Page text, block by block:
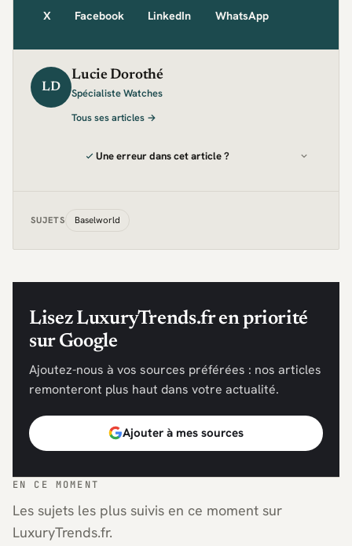
X Facebook LinkedIn WhatsApp
LD
Lucie Dorothé
Spécialiste Watches
Tous ses articles →
Une erreur dans cet article ?
SUJETS Baselworld
Lisez LuxuryTrends.fr en priorité
sur Google
Ajoutez-nous à vos sources préférées : nos articles
remonteront plus haut dans votre actualité.
Ajouter à mes sources
EN CE MOMENT
Les sujets les plus suivis en ce moment sur
LuxuryTrends.fr.